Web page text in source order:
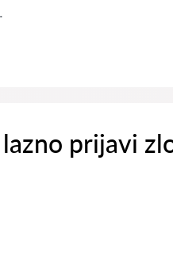
prijavi